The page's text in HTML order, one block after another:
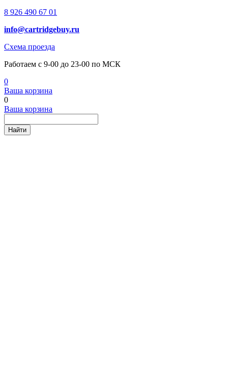
8 926 490 67 01
info@cartridgebuy.ru
Схема проезда
Работаем с 9-00 до 23-00 по МСК
0
Ваша корзина
0
Ваша корзина
Найти